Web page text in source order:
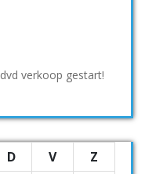
dvd verkoop gestart!
D V
Z